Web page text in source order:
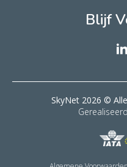
Blijf
SkyNet 2026 ©